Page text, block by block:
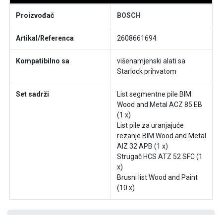
Proizvođač BOSCH
Artikal/Referenca 2608661694
Kompatibilno sa
višenamjenski alati sa
Starlock prihvatom
Set sadrži
List segmentne pile BIM
Wood and Metal ACZ 85 EB
(1 x)
List pile za uranjajuće
rezanje BIM Wood and Metal
AIZ 32 APB (1 x)
Strugač HCS ATZ 52 SFC (1
x)
Brusni list Wood and Paint
(10 x)